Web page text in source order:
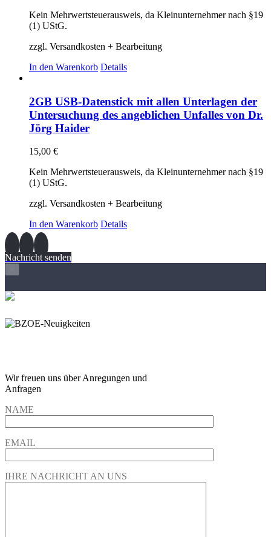
Kein Mehrwertsteuerausweis, da Kleinunternehmer nach §19
(1) UStG.
zzgl. Versandkosten + Bearbeitung
In den Warenkorb Details
2GB USB-Datenstick mit allen Unterlagen der
Untersuchung des angeblichen Unfalles von Dr.
Jörg Haider
15,00 €
Kein Mehrwertsteuerausweis, da Kleinunternehmer nach §19
(1) UStG.
zzgl. Versandkosten + Bearbeitung
In den Warenkorb Details
Nachricht senden
Wir freuen uns über Anregungen und
Anfragen
NAME
EMAIL
IHRE NACHRICHT AN UNS